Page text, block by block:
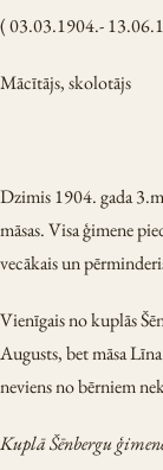
( 03.03.1904.-
Mācītājs, skolotājs
Dzimis 1904. gada
māsas. Visa ģimene
vecākais un
Vienīgais no kuplās
Augusts, bet māsa
neviens no bērniem
Kuplā Šēnbergu